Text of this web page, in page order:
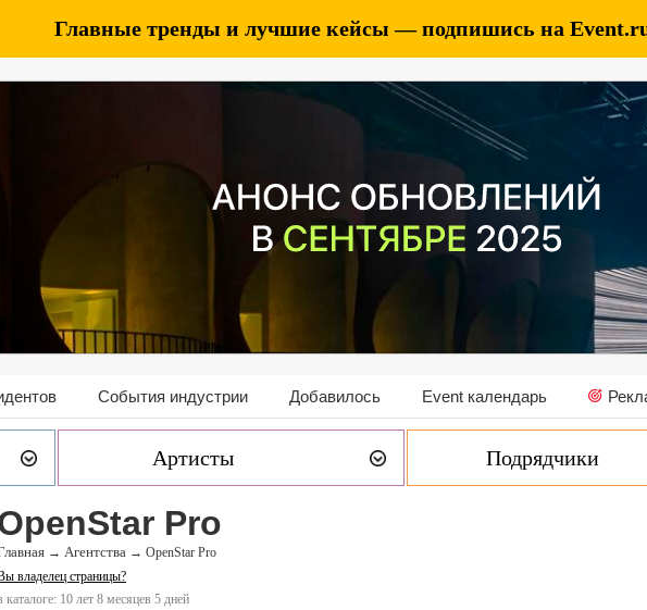
Главные тренды и лучшие кейсы — подпишись на
События индустрии Добавилось Event календарь
Артисты Подрядчики
Pro
→ Агентства → OpenStar Pro
владелец страницы?
каталоге: 10 лет 8 месяцев 5 дней